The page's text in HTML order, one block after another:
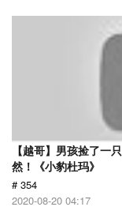
【越哥】男孩捡了一
然！《小豹杜玛》
# 354
2020-08-20 04:17